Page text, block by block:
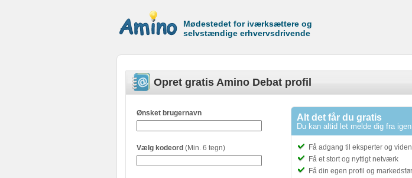
Mødestedet for iværksættere og
selvstændige erhvervsdrivende
Opret gratis Amino Debat profil
Alt det får du gratis
Du kan altid let melde dig fra igen
Få adgang til eksperter og viden
Få et stort og nyttigt netværk
Få din egen profil og
Ønsket brugernavn
Vælg kodeord (Min. 6 tegn)